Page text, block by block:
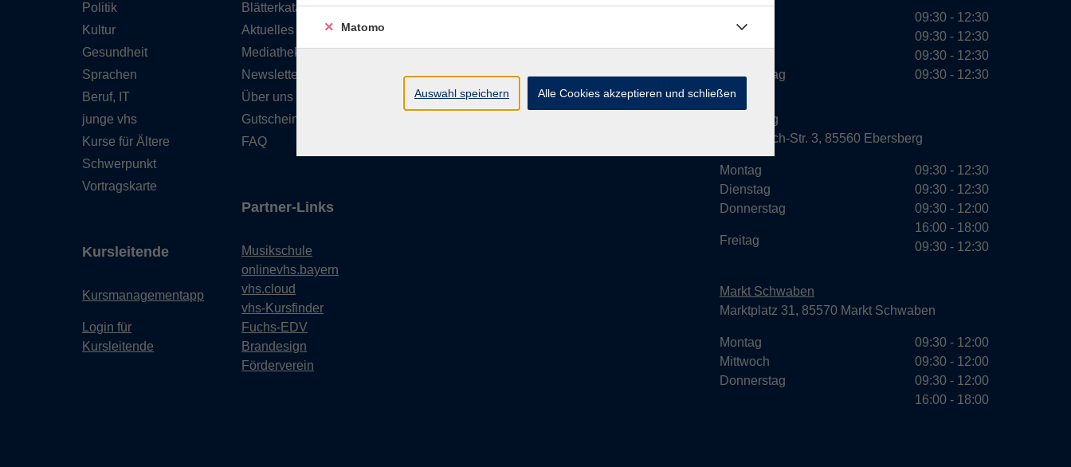
Politik
Kultur
Gesundheit
Sprachen
Beruf, IT
junge vhs
Kurse für Ältere
Schwerpunkt
Vortragskarte
Kursleitende
Kursmanagementapp
Login für
Kursleitende
Blätterkatalog
Aktuelles
Mediathek
Newsletter
Über uns
Gutschein
FAQ
Partner-Links
Musikschule
onlinevhs.bayern
vhs.cloud
vhs-Kursfinder
Fuchs-EDV
Brandesign
Förderverein
Donnerstag
09:30 - 12:30
09:30 - 12:30
09:30 - 12:30
09:30 - 12:30
Ebersberg
Dr.-Wintrich-Str. 3, 85560 Ebersberg
Montag
Dienstag
Donnerstag
Freitag
09:30 - 12:30
09:30 - 12:30
09:30 - 12:00
16:00 - 18:00
09:30 - 12:30
Markt Schwaben
Marktplatz 31, 85570 Markt Schwaben
Montag
Mittwoch
Donnerstag
09:30 - 12:00
09:30 - 12:00
09:30 - 12:00
16:00 - 18:00
Matomo
Auswahl speichern Alle Cookies akzeptieren und schließen